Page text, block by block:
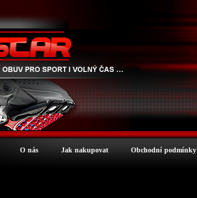
O nás Jak nakupovat Obchodní podmínky